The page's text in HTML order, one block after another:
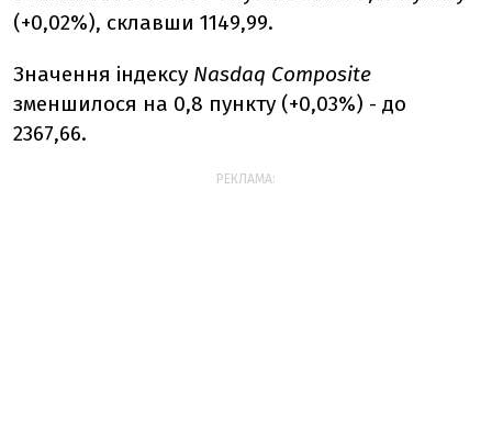
(+0,02%), склавши 1149,99.
Значення індексу Nasdaq Composite
зменшилося на 0,8 пункту (+0,03%) - до
2367,66.
РЕКЛАМА: